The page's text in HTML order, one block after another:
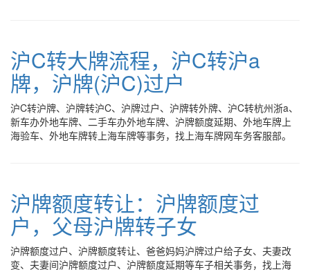
沪C转大牌流程，沪C转沪a
牌，沪牌(沪C)过户
沪C转沪牌、沪牌转沪C、沪牌过户、沪牌转外牌、沪C转杭州浙a、
新车办外地车牌、二手车办外地车牌、沪牌额度延期、外地车牌上
海验车、外地车牌转上海车牌等事务，找上海车牌网车务客服部。
沪牌额度转让：沪牌额度过
户，父母沪牌转子女
沪牌额度过户、沪牌额度转让、爸爸妈妈沪牌过户给子女、夫妻改
变、夫妻间沪牌额度过户、沪牌额度延期等车子相关事务，找上海